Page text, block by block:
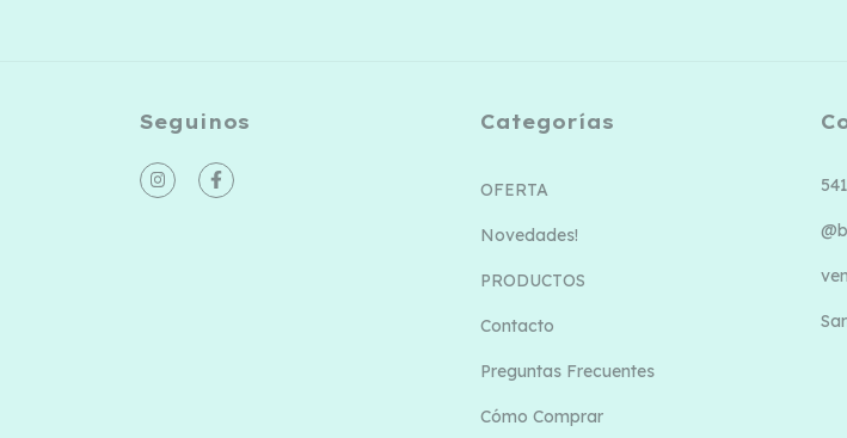
Seguinos Categorías
OFERTA
Novedades!
PRODUCTOS
Contacto
Preguntas Frecuentes
Cómo Comprar